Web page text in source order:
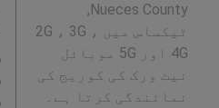
Nueces County,
ٹیکساس میں 2G ، 3G ،
4G اور 5G موبائل
نیٹ ورک کی کوریج کی
نمائندگی کرتا ہے۔